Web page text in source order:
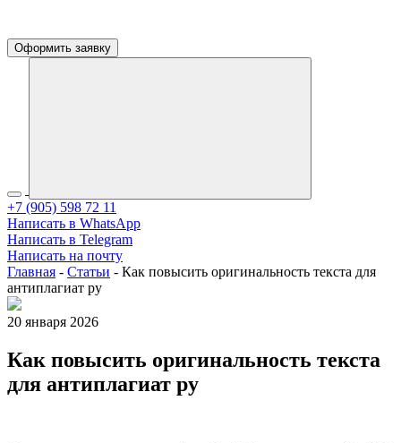
Оформить заявку
+7 (905) 598 72 11
Написать в WhatsApp
Написать в Telegram
Написать на почту
Главная - Статьи - Как повысить оригинальность текста для
антиплагиат ру
20 января 2026
Как повысить оригинальность текста
для антиплагиат ру